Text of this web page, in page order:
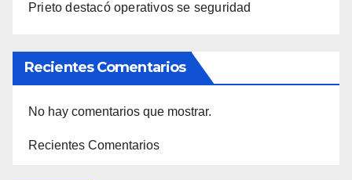
Prieto destacó operativos se seguridad
Recientes Comentarios
No hay comentarios que mostrar.
Recientes Comentarios